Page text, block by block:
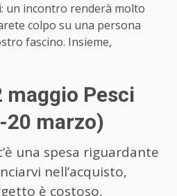
un incontro renderà molto
colpo su una persona
fascino. Insieme,
maggio Pesci
20 marzo)
una spesa riguardante
nell’acquisto,
è costoso,